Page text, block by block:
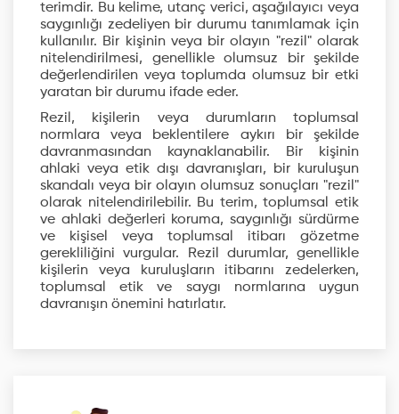
terimdir. Bu kelime, utanç verici, aşağılayıcı veya
saygınlığı zedeliyen bir durumu tanımlamak için
kullanılır. Bir kişinin veya bir olayın "rezil" olarak
nitelendirilmesi, genellikle olumsuz bir şekilde
değerlendirilen veya toplumda olumsuz bir etki
yaratan bir durumu ifade eder.
Rezil, kişilerin veya durumların toplumsal
normlara veya beklentilere aykırı bir şekilde
davranmasından kaynaklanabilir. Bir kişinin
ahlaki veya etik dışı davranışları, bir kuruluşun
skandalı veya bir olayın olumsuz sonuçları "rezil"
olarak nitelendirilebilir. Bu terim, toplumsal etik
ve ahlaki değerleri koruma, saygınlığı sürdürme
ve kişisel veya toplumsal itibarı gözetme
gerekliliğini vurgular. Rezil durumlar, genellikle
kişilerin veya kuruluşların itibarını zedelerken,
toplumsal etik ve saygı normlarına uygun
davranışın önemini hatırlatır.